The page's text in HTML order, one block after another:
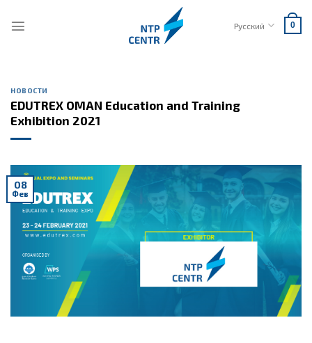
Русский 0
НОВОСТИ
EDUTREX OMAN Education and Training
Exhibition 2021
08
Фев